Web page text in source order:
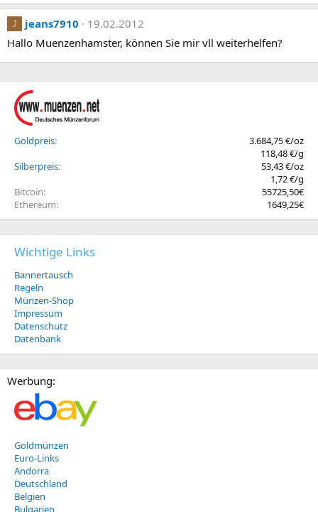
J jeans7910
19.02.2012
Hallo Muenzenhamster, können Sie mir vll weiterhelfen?
Goldpreis
3.684,75 €/oz
118,48 €/g
Silberpreis
53,43 €/oz
1,72 €/g
Bitcoin
55725,50€
Ethereum
1649,25€
Wichtige Links
Bannertausch
Regeln
Münzen-Shop
Impressum
Datenschutz
Datenbank
Werbung:
Goldmünzen
Euro-Links
Andorra
Deutschland
Belgien
Bulgarien